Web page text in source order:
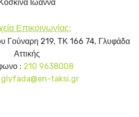
Ιωάννα
Επικοινωνίας:
Γούναρη 219, ΤΚ 166 74, Γλυφάδα
Αττικής
: 210 9638008
glyfada@en-taksi.gr